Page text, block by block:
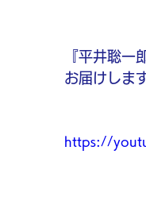
『平井聡一
お届けしま
https://